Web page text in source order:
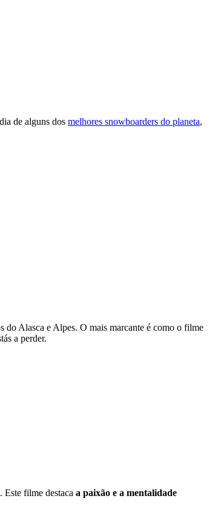
de alguns dos melhores snowboarders do planeta,
do Alasca e Alpes. O mais marcante é como o filme
a perder.
filme destaca a paixão e a mentalidade